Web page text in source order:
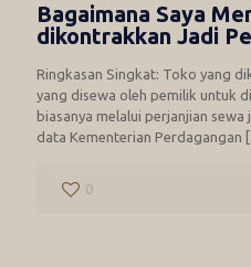
Bagaimana Saya
dikontrakkan Jadi
Ringkasan Singkat: Toko yang
yang disewa oleh pemilik untuk
biasanya melalui perjanjian
data Kementerian Perdagangan
0